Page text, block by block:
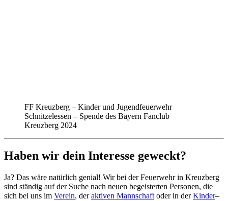
FF Kreuzberg – Kinder und Jugendfeuerwehr
Schnitzelessen – Spende des Bayern Fanclub
Kreuzberg 2024
Haben wir dein Interesse geweckt?
Ja? Das wäre natürlich genial! Wir bei der Feuerwehr in Kreuzberg
sind ständig auf der Suche nach neuen begeisterten Personen, die
sich bei uns im Verein, deraktiven Mannschaft oder in derKinder–